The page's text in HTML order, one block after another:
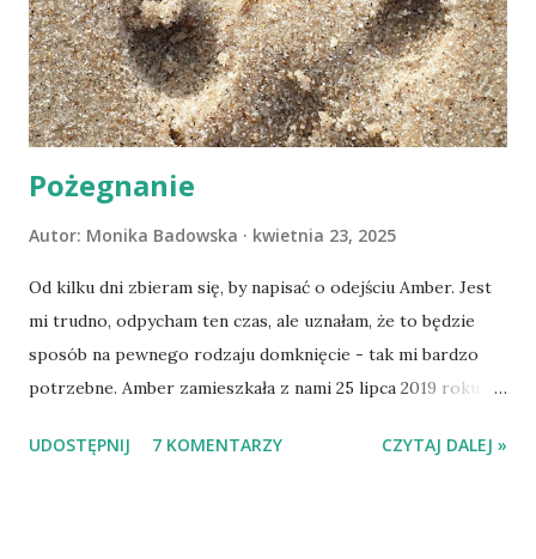
Pożegnanie
Autor: Monika Badowska kwietnia 23, 2025
Od kilku dni zbieram się, by napisać o odejściu Amber. Jest
mi trudno, odpycham ten czas, ale uznałam, że to będzie
sposób na pewnego rodzaju domknięcie - tak mi bardzo
potrzebne. Amber zamieszkała z nami 25 lipca 2019 roku.
Mazowieckim, pojechaliśmy na wizytę zapoznawczą, a kilka
UDOSTĘPNIJ 7 KOMENTARZY CZYTAJ DALEJ »